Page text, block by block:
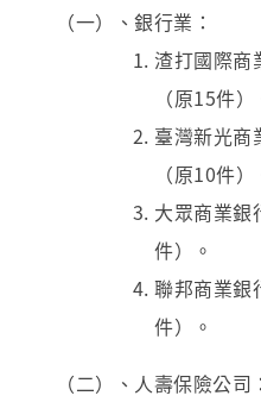
（一）、銀行業：
渣打國際商
（原15件）
臺灣新光商
（原10件）
大眾商業銀
件）。
聯邦商業銀
件）。
（二）、人壽保險公司：